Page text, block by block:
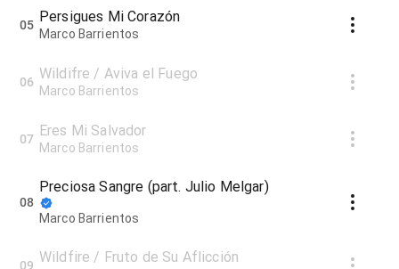
05 Persigues Mi Corazón
Marco Barrientos
06 Wildifre / Aviva el Fuego
Marco Barrientos
07 Eres Mi Salvador
Marco Barrientos
08
Preciosa Sangre (part. Julio Melgar)
Marco Barrientos
09 Wildfire / Fruto de Su Aflicción